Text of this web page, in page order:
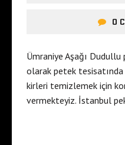
0
Ümraniye Aşağı
olarak petek tesisatında
kirleri temizlemek için
vermekteyiz. İstanbul